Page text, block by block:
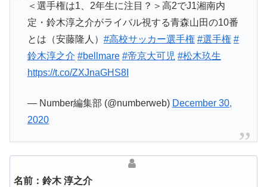
＜選手権は1、2年生に注目？＞高2でJ1湘南内
定・鈴木淳之介がライバル視する青森山田の10番
とは（安藤隆人） #高校サッカー選手権 #選手権 #
鈴木淳之介 #bellmare #帝京大可児 #松木玖生
https://t.co/ZXJnaGHS8I
— Number編集部 (@numberweb) December 30,
2020
名前：鈴木 淳之介